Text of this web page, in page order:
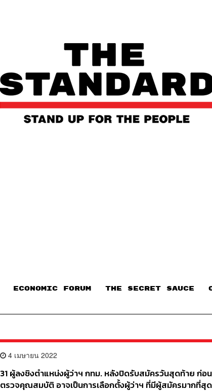
ECONOMIC FORUM THE SECRET SAUCE​
4 เมษายน 2022
31 ผู้ลงชิงตำแหน่งผู้ว่าฯ กทม. หลังปิดรับสมัครวันสุดท้าย ก่อ
ตรวจคุณสมบัติ อาจเป็นการเลือกตั้งผู้ว่าฯ ที่มีผู้สมัครมากที่สุ